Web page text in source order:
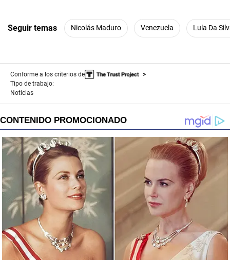
Seguir temas Nicolás Maduro Venezuela Lula Da
Conforme a los criterios de
Tipo de trabajo:
Noticias